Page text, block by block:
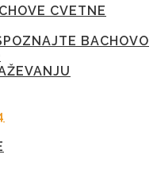
CVETNE
BACHOVO